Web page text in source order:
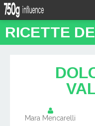
Mara Mencarelli